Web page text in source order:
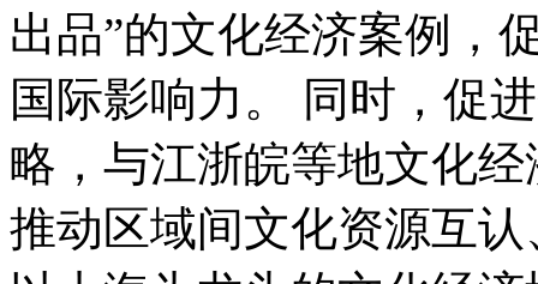
出品”的文化经济案例，
国际影响力。 同时，促
略，与江浙皖等地文化
推动区域间文化资源互